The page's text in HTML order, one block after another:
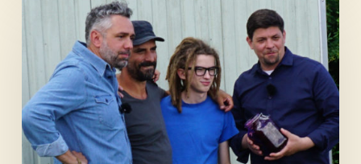
Roland
Trettl
zu
Besuch